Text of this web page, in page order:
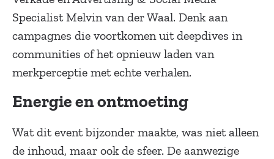
Specialist Melvin van der Waal. Denk aan
campagnes die voortkomen uit deepdives in
communities of het opnieuw laden van
merkperceptie met echte verhalen.
Energie en ontmoeting
Wat dit event bijzonder maakte, was niet alleen
de inhoud, maar ook de sfeer. De aanwezige